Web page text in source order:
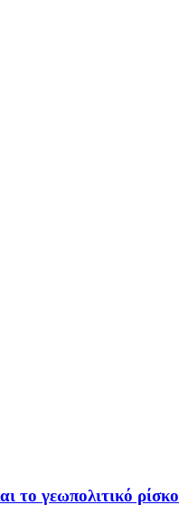
το γεωπολιτικό ρίσκο